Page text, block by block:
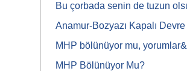
Bu çorbada senin de tuzun
Anamur-Bozyazı Kapalı
MHP bölünüyor mu,
MHP Bölünüyor Mu?